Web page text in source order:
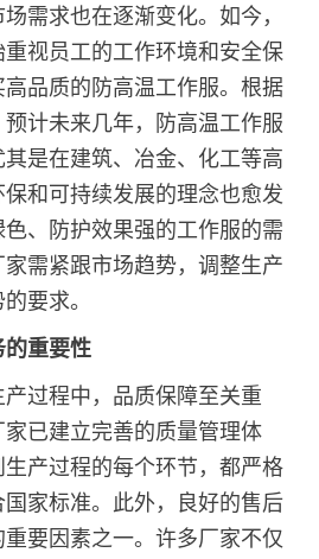
需求也在逐渐变化。如今，
视员工的工作环境和安全保
品质的防高温工作服。根据
计未来几年，防高温工作服
是在建筑、冶金、化工等高
和可持续发展的理念也愈发
、防护效果强的工作服的需
需紧跟市场趋势，调整生产
要求。
的重要性
过程中，品质保障至关重
已建立完善的质量管理体
产过程的每个环节，都严格
家标准。此外，良好的售后
要因素之一。许多厂家不仅